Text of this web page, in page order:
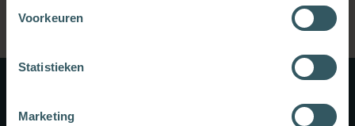
Voorkeuren
Statistieken
Marketing